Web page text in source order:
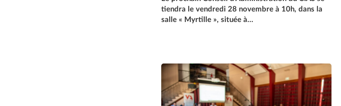
tiendra le vendredi 28 novembre à 10h, dans la
salle « Myrtille », située à…